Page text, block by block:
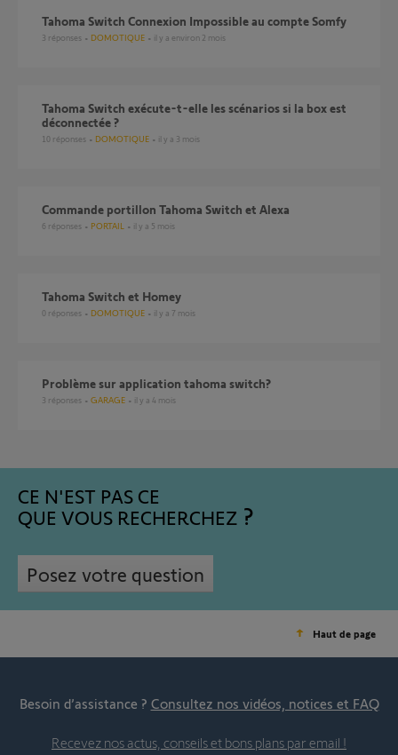
Tahoma Switch Connexion Impossible au compte Somfy
3 réponses DOMOTIQUE il y a environ 2 mois
Tahoma Switch exécute-t-elle les scénarios si la box est
déconnectée ?
10 réponses DOMOTIQUE il y a 3 mois
Commande portillon Tahoma Switch et Alexa
6 réponses PORTAIL il y a 5 mois
Tahoma Switch et Homey
0 réponses DOMOTIQUE il y a 7 mois
problème sur application tahoma switch?
3 réponses GARAGE il y a 4 mois
CE N'EST PAS CE
QUE VOUS RECHERCHEZ
Posez votre question
Haut de page
Besoin d’assistance ? Consultez nos vidéos, notices et FAQ
Recevez nos actus, conseils et bons plans par email !